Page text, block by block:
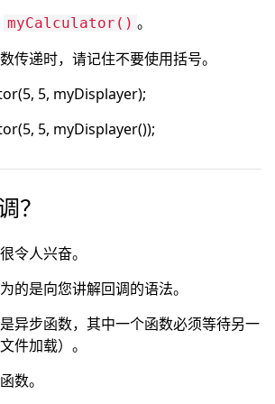
myCalculator() 。
传递时，请记住不要使用括号。
5, myDisplayer);
5, myDisplayer());
？
令人兴奋。
的是向您讲解回调的语法。
异步函数，其中一个函数必须等待另一
件加载）。
数。